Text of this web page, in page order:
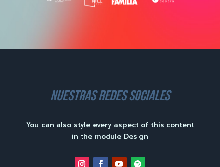
nuestras redes sociales
You can also style every aspect of this content
in the module Design